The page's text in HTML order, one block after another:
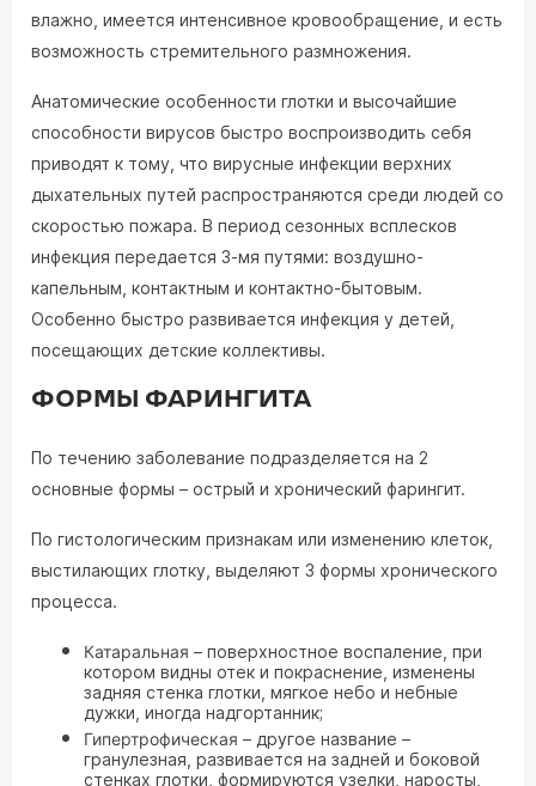
влажно, имеется интенсивное кровообращение, и есть
возможность стремительного размножения.
Анатомические особенности глотки и высочайшие
способности вирусов быстро воспроизводить себя
приводят к тому, что вирусные инфекции верхних
дыхательных путей распространяются среди людей со
скоростью пожара. В период сезонных всплесков
инфекция передается 3-мя путями: воздушно-
капельным, контактным и контактно-бытовым.
Особенно быстро развивается инфекция у детей,
посещающих детские коллективы.
ФОРМЫ ФАРИНГИТА
По течению заболевание подразделяется на 2
основные формы – острый и хронический фарингит.
По гистологическим признакам или изменению клеток,
выстилающих глотку, выделяют 3 формы хронического
процесса.
Катаральная – поверхностное воспаление, при
котором видны отек и покраснение, изменены
задняя стенка глотки, мягкое небо и небные
дужки, иногда надгортанник;
Гипертрофическая – другое название –
гранулезная, развивается на задней и боковой
стенках глотки, формируются узелки, наросты,